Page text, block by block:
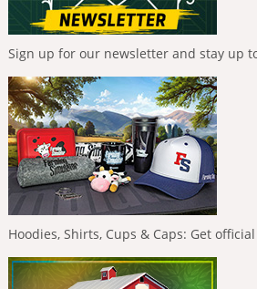
Sign up for our newsletter and stay up
Hoodies, Shirts, Cups & Caps: Get